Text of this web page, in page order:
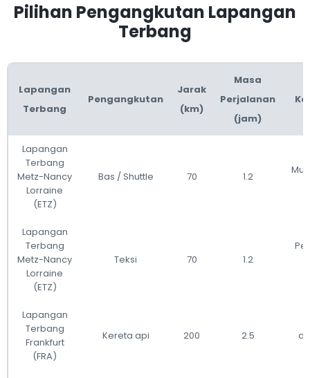
Pilihan Pengangkutan Lapangan
Terbang
Lapangan
Terbang
Pengangkutan
Jarak
(km)
Masa
Perjalanan
(jam)
Lapangan
Terbang
Metz-Nancy
Lorraine
(ETZ)
Bas / Shuttle 70 1.2
Lapangan
Terbang
Metz-Nancy
Lorraine
(ETZ)
Teksi 70 1.2
Lapangan
Terbang
Frankfurt
(FRA)
Kereta api 200 2.5